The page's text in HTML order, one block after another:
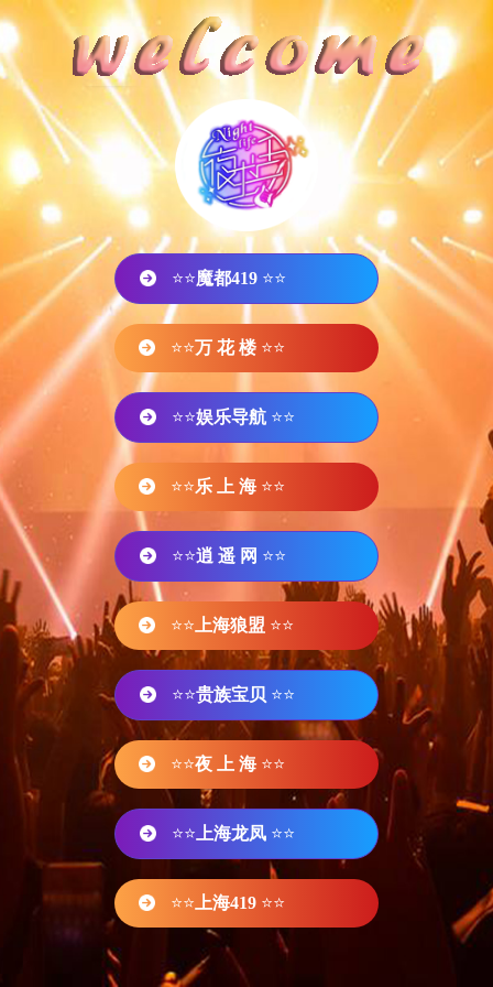
⭐⭐魔都419 ⭐⭐
⭐⭐万 花 楼 ⭐⭐
⭐⭐娱乐导航 ⭐⭐
⭐⭐乐 上 海 ⭐⭐
⭐⭐逍 遥 网 ⭐⭐
⭐⭐ 上海狼盟 ⭐⭐
⭐⭐贵族宝贝 ⭐⭐
⭐⭐夜 上 海 ⭐⭐
⭐⭐ 上海龙凤 ⭐⭐
⭐⭐ 上海419 ⭐⭐